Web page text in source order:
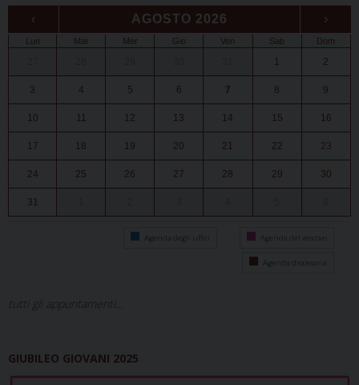
‹ AGOSTO 2026 ›
Lun Mar Mer Gio Ven Sab Dom
1 2
3 4 5 6 7 8 9
10 11 12 13 14 15 16
17 18 19 20 21 22 23
24 25 26 27 28 29 30
31
Agenda degli uffici Agenda del vescovo
Agenda diocesana
tutti gli appuntamenti...
GIUBILEO GIOVANI 2025